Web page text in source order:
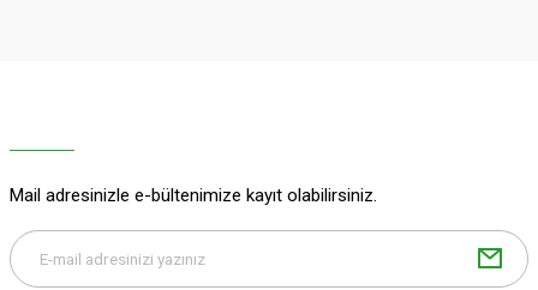
Bu ürüne benzer farklı alternatifler olmalı.
Mail adresinizle e-bültenimize kayıt olabilirsiniz.